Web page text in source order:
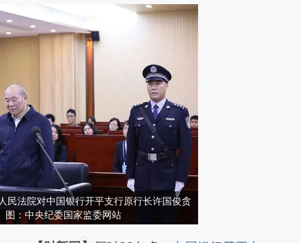
民法院对中国银行开平支行原行长许国俊贪
图：中央纪委国家监委网站